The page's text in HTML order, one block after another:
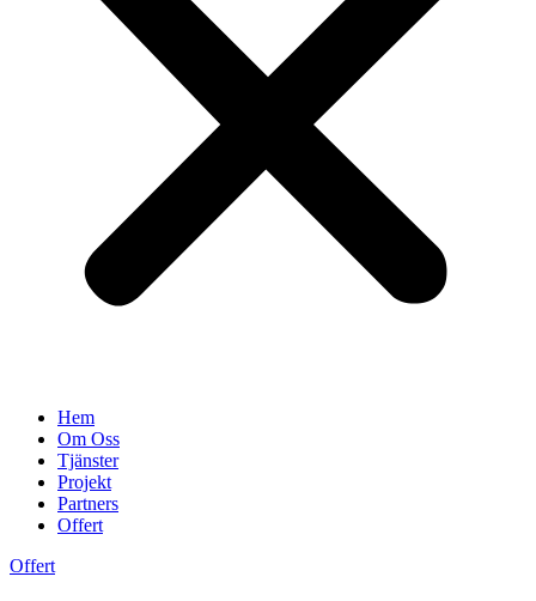
Hem
Om Oss
Tjänster
Projekt
Partners
Offert
Offert